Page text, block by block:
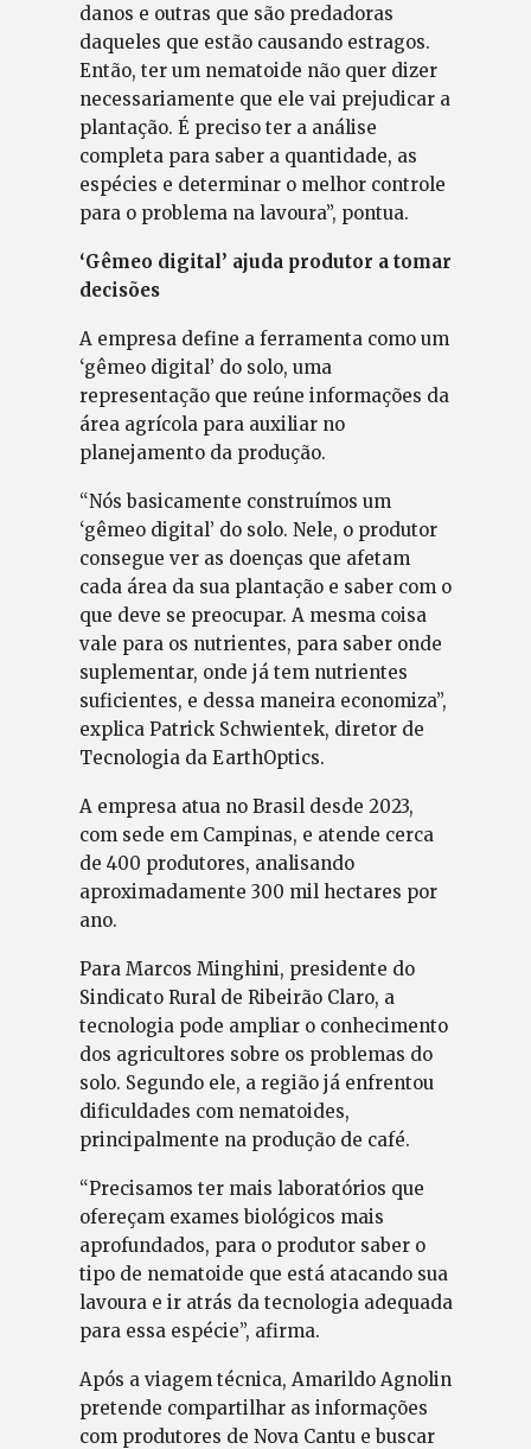
danos e outras que são predadoras
daqueles que estão causando estragos.
Então, ter um nematoide não quer dizer
necessariamente que ele vai prejudicar a
plantação. É preciso ter a análise
completa para saber a quantidade, as
espécies e determinar o melhor controle
para o problema na lavoura”, pontua.
‘Gêmeo digital’ ajuda produtor a tomar
decisões
A empresa define a ferramenta como um
‘gêmeo digital’ do solo, uma
representação que reúne informações da
área agrícola para auxiliar no
planejamento da produção.
“Nós basicamente construímos um
‘gêmeo digital’ do solo. Nele, o produtor
consegue ver as doenças que afetam
cada área da sua plantação e saber com o
que deve se preocupar. A mesma coisa
vale para os nutrientes, para saber onde
suplementar, onde já tem nutrientes
suficientes, e dessa maneira economiza”,
explica Patrick Schwientek, diretor de
Tecnologia da EarthOptics.
A empresa atua no Brasil desde 2023,
com sede em Campinas, e atende cerca
de 400 produtores, analisando
aproximadamente 300 mil hectares por
ano.
Para Marcos Minghini, presidente do
Sindicato Rural de Ribeirão Claro, a
tecnologia pode ampliar o conhecimento
dos agricultores sobre os problemas do
solo. Segundo ele, a região já enfrentou
dificuldades com nematoides,
principalmente na produção de café.
“Precisamos ter mais laboratórios que
ofereçam exames biológicos mais
aprofundados, para o produtor saber o
tipo de nematoide que está atacando sua
lavoura e ir atrás da tecnologia adequada
para essa espécie”, afirma.
Após a viagem técnica, Amarildo Agnolin
pretende compartilhar as informações
com produtores de Nova Cantu e buscar